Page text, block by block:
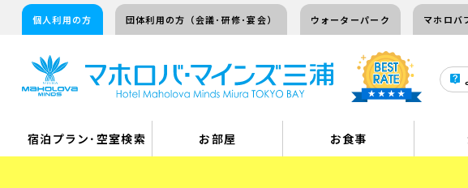
個人利用の方 団体利用の方（会議･研修･宴会） ウォーターパーク マホロバ
宿泊プラン･空室検索 お部屋 お食事